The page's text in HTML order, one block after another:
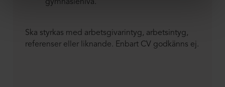
gymnasienivå.
Ska styrkas med arbetsgivarintyg, arbetsintyg,
referenser eller liknande. Enbart CV godkänns ej.